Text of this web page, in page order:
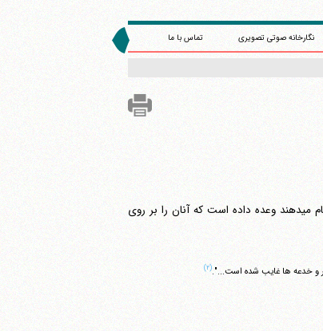
نگارخانه صوتی تصویری تماس با ما
"خداوند به مردمی که از بین شما ایمان آورده و اعمال صالح انجام می‎دهند وعده داده است که آنان را بر روی
و خدعه ها غایب شده است...".(۲)